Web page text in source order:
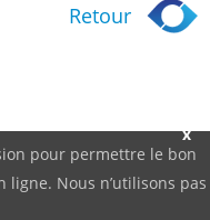
Retour
x
pour permettre le bon
Nous n’utilisons pas